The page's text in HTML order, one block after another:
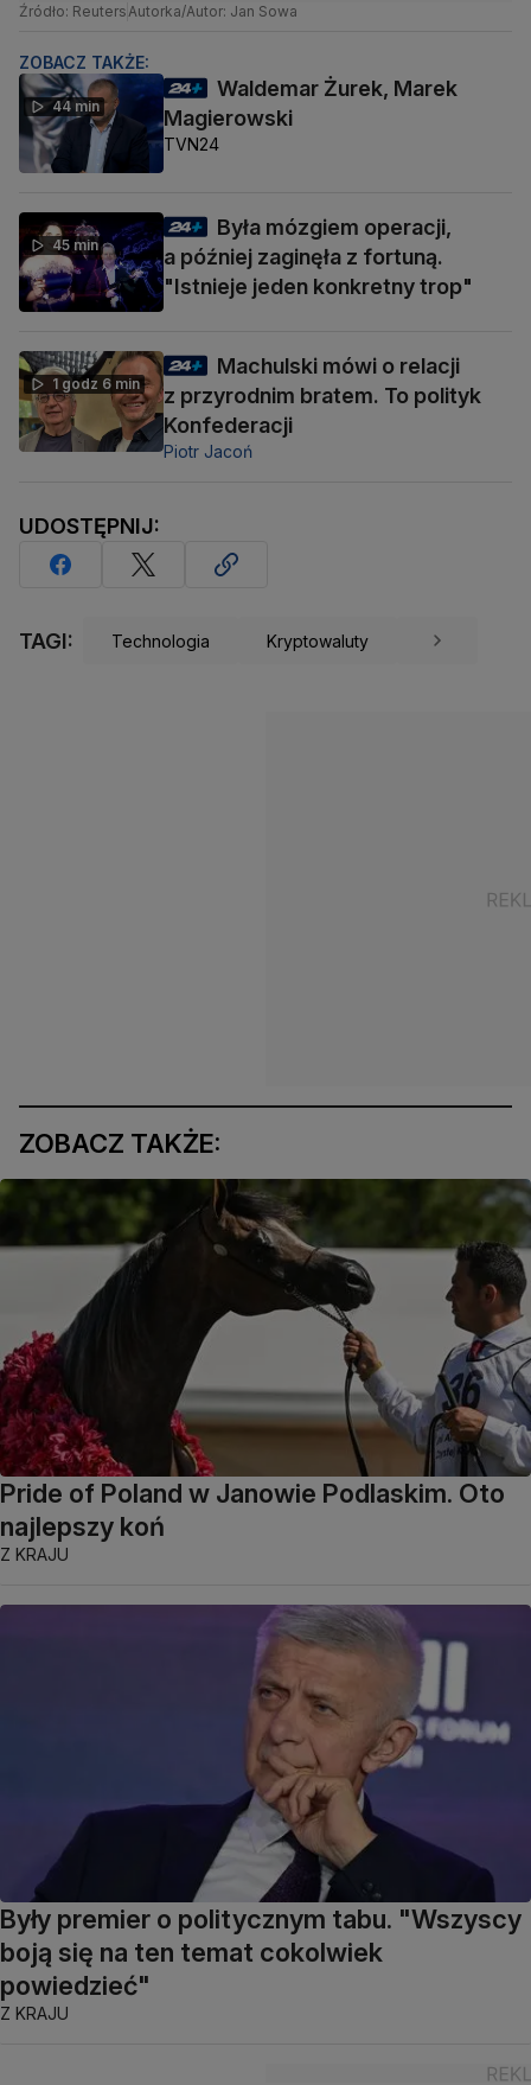
Źródło: Reuters Autorka/Autor: Jan Sowa
ZOBACZ TAKŻE:
44 min
Waldemar Żurek, Marek
Magierowski
TVN24
45 min
Była mózgiem operacji,
a później zaginęła z fortuną.
"Istnieje jeden konkretny trop"
1 godz 6 min
Machulski mówi o relacji
z przyrodnim bratem. To polityk
Konfederacji
Piotr Jacoń
UDOSTĘPNIJ:
TAGI: Technologia Kryptowaluty
ZOBACZ TAKŻE:
Pride of Poland w Janowie Podlaskim. Oto
najlepszy koń
Z KRAJU
Były premier o politycznym tabu. "Wszyscy
boją się na ten temat cokolwiek
powiedzieć"
Z KRAJU